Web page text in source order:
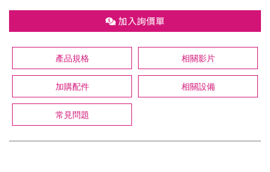
加入詢價單
產品規格 相關影片
加購配件 相關設備
常見問題